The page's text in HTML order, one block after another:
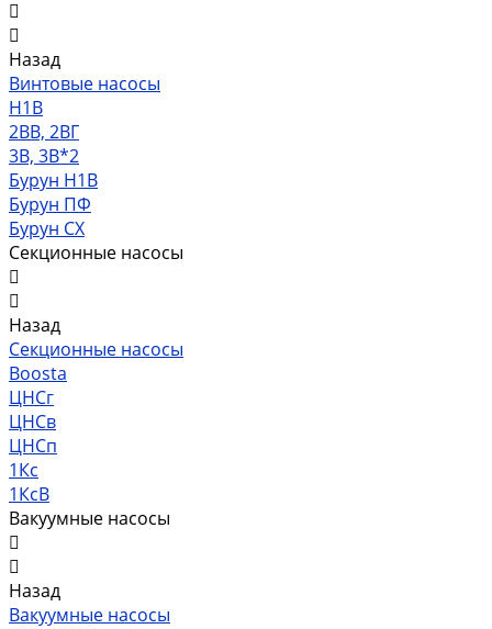
Назад
Винтовые насосы
Н1В
2ВВ, 2ВГ
3В, 3В*2
Бурун Н1В
Бурун ПФ
Бурун СХ
Секционные насосы
Назад
Секционные насосы
Boosta
ЦНСг
ЦНСв
ЦНСп
1Кс
1КсВ
Вакуумные насосы
Назад
Вакуумные насосы